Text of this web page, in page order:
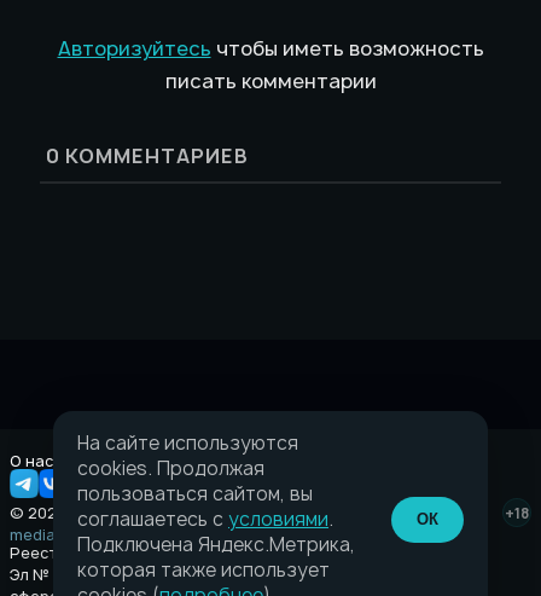
Авторизуйтесь чтобы иметь возможность
писать комментарии
0 КОММЕНТАРИЕВ
О нас Правовая информация
© 2026 Taverna.gg
+18
media@taverna.gg
Реестровая запись:
Эл № ФС77-89710 выдано Федеральной службой по надзору в
На сайте используются
cookies. Продолжая
пользоваться сайтом, вы
соглашаетесь с условиями.
Подключена Яндекс.Метрика,
которая также использует
ОК